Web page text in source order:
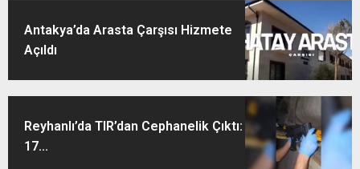
Antakya’da Arasta Çarşısı Hizmete
Açıldı
Reyhanlı’da TIR’dan Cephanelik Çıktı:
17...